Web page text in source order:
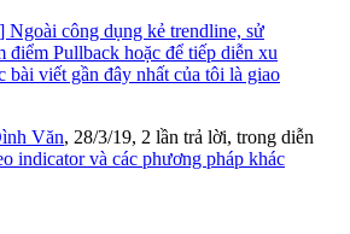
công dụng kẻ trendline, sử
điểm Pullback hoặc để tiếp diễn xu
bài viết gần đây nhất của tôi là giao
Văn, 28/3/19, 2 lần trả lời, trong diễn
indicator và các phương pháp khác